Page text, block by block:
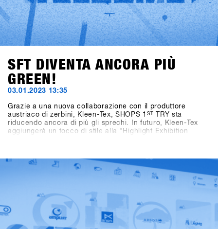
SFT DIVENTA ANCORA PIÙ
GREEN!
03.01.2023 13:35
Grazie a una nuova collaborazione con il produttore
austriaco di zerbini, Kleen-Tex, SHOPS 1 ST
TRY sta
riducendo ancora di più gli sprechi. In futuro, Kleen-Tex
aggiungerà un tocco di stile alla "Highlight Exhibition
ogni anno. Grazie alla ristorazione ecologica, agli stand
espositivi riutilizzabili, al sistema di raccolta differenziata
perfettamente funzionante e al "sistema di lavaggio dei
SHOPS 1ST TRY soddisfa già le linee guida per il certificato
austriaco "Green Meeting". La collaborazione con Kleen-
Tex rende poi l'evento una delle fiere più rispettose
dell'ambiente nel settore degli articoli sportivi.